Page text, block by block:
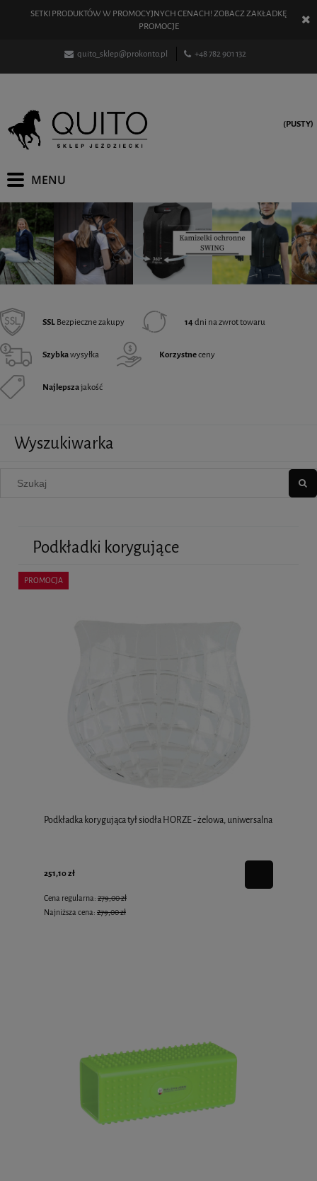
SETKI PRODUKTÓW W PROMOCYJNYCH CENACH! ZOBACZ ZAKŁADKĘ
PROMOCJE
quito_sklep@prokonto.pl +48 782 901 132
(PUSTY)
SSLBezpieczne zakupy 14dni na zwrot towaru
Szybkawysyłka Korzystneceny
Najlepszajakość
Wyszukiwarka
Podkładki korygujące
Podkładka korygująca tył siodła HORZE - żelowa, uniwersalna
251,10 zł
Cena regularna: 279,00 zł
Najniższa cena: 279,00 zł
PROMOCJA